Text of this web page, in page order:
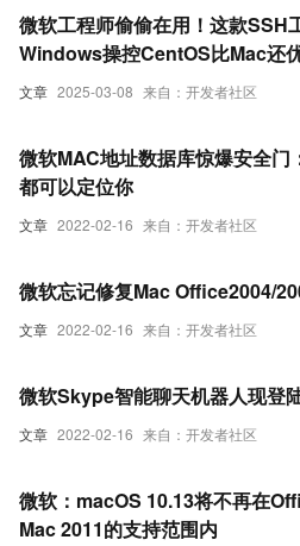
文章 2025-03-08 来自：开发者社区
微软工程师偷偷在用！这款SSH
Windows操控CentOS比Mac还
文章 2022-02-16 来自：开发者社区
微软MAC地址数据库惊爆安全门
都可以定位你
文章 2022-02-16 来自：开发者社区
微软忘记修复Mac Office2004/
文章 2022-02-16 来自：开发者社区
微软Skype智能聊天机器人现登
微软：macOS 10.13将不再在
Mac 2011的支持范围内